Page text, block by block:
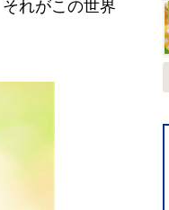
れがこの世界